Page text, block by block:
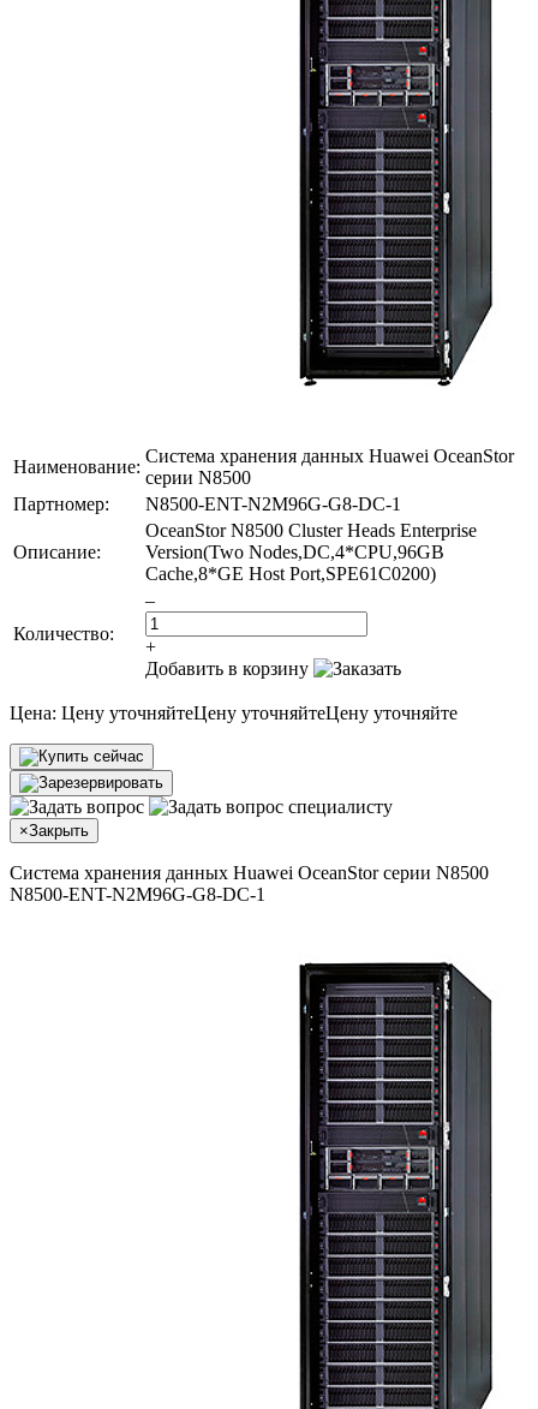
Наименование:
Система хранения данных Huawei OceanStor
серии N8500
Партномер:
N8500-ENT-N2M96G-G8-DC-1
Описание:
OceanStor N8500 Cluster Heads Enterprise
Version(Two Nodes,DC,4*CPU,96GB
Cache,8*GE Host Port,SPE61C0200)
Количество:
–
+
Добавить в корзину
Цена: Цену уточняйтеЦену уточняйтеЦену уточняйте
×Закрыть
Система хранения данных Huawei OceanStor серии N8500
N8500-ENT-N2M96G-G8-DC-1